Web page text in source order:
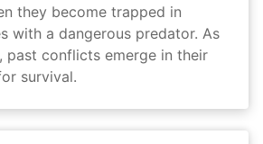
they become trapped in
with a dangerous predator. As
past conflicts emerge in their
survival.